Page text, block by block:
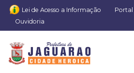
Lei de Acesso a Informação
Portal
Ouvidoria